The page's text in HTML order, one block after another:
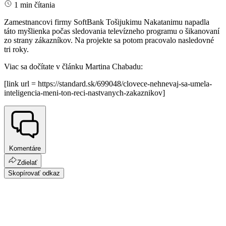
1 min čítania
Zamestnancovi firmy SoftBank Tošijukimu Nakatanimu napadla
táto myšlienka počas sledovania televízneho programu o šikanovaní
zo strany zákazníkov. Na projekte sa potom pracovalo nasledovné
tri roky.
Viac sa dočítate v článku Martina Chabadu:
[link url = https://standard.sk/699048/clovece-nehnevaj-sa-umela-
inteligencia-meni-ton-reci-nastvanych-zakaznikov]
Komentáre
Zdielať
Skopírovať odkaz